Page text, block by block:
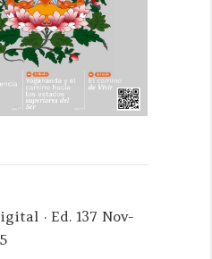
· Ed. 137 Nov-